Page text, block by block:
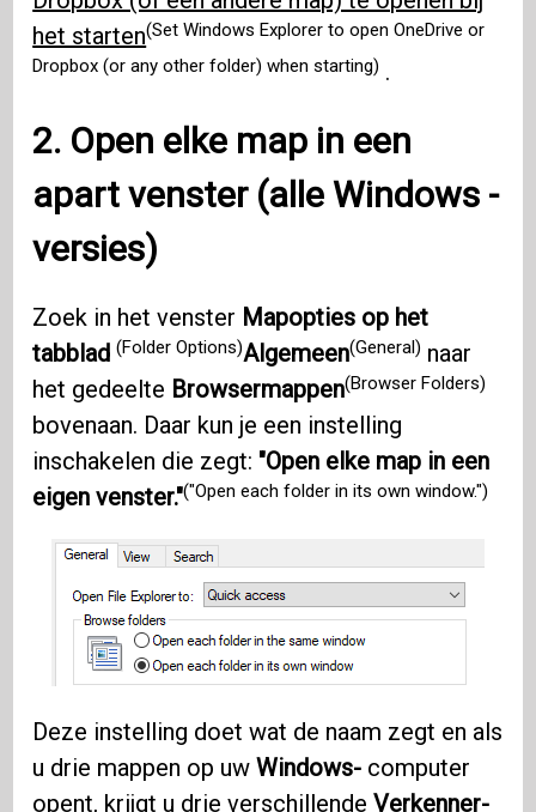
het starten(Set Windows Explorer to open OneDrive or
Dropbox (or any other folder) when starting) .
2. Open elke map in een
apart venster (alleWindows -
versies)
Zoek in het venster Mapopties op het
tabblad(Folder Options)Algemeen(General) naar
het gedeelte Browsermappen(Browser Folders)
bovenaan. Daar kun je een instelling
inschakelen die zegt: "Open elke map in een
eigen venster."("Open each folder in its own window.")
Deze instelling doet wat de naam zegt en als
u drie mappen op uwWindows- computer
opent, krijgt u drie verschillendeVerkenner-